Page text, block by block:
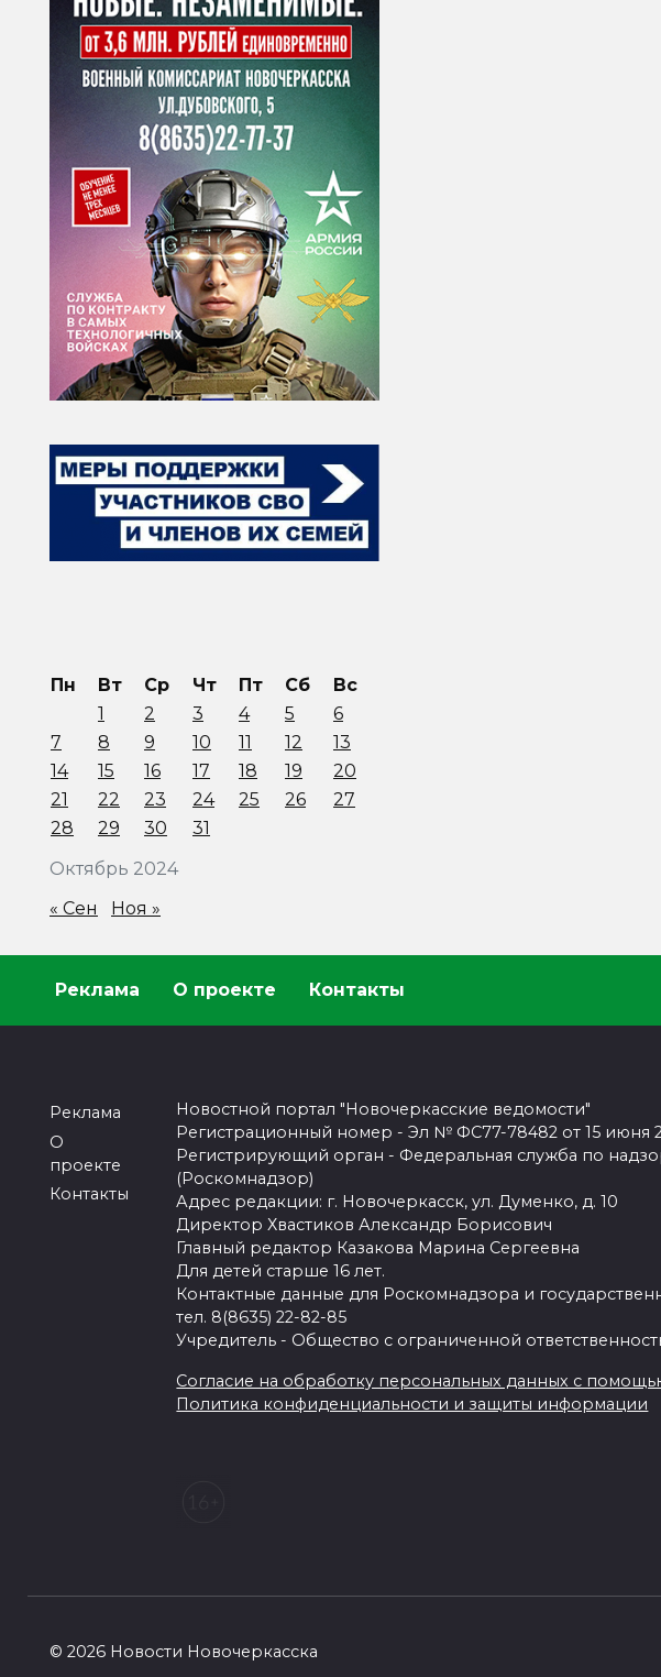
Октябрь 2024
Пн Вт Ср Чт Пт Сб
Вс
1
2 3 4 5
6
7
8 9 10 11 12
13
14
15 16 17 18 19
20
21
22 23 24 25 26
27
28
29 30 31
« Сен Ноя »
Реклама О проекте Контакты
Реклама
О
проекте
Контакты
Новостной портал "Новочеркасские ведомости"
Регистрационный номер - Эл № ФС77-78482 от 15 июня
Регистрирующий орган - Федеральная служба по
(Роскомнадзор)
Адрес редакции: г. Новочеркасск, ул. Думенко, д. 10
Директор Хвастиков Александр Борисович
Главный редактор Казакова Марина Сергеевна
Для детей старше 16 лет.
Контактные данные для Роскомнадзора и
тел. 8(8635) 22-82-85
Учредитель - Общество с ограниченной
Согласие на обработку персональных данных с
Политика конфиденциальности и защиты информации
© 2026 Новости Новочеркасска